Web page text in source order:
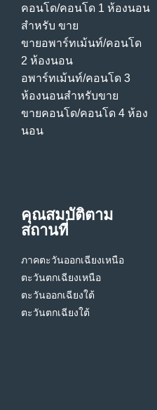
คอนโด/คอนโด 1 ห้องนอน
สําหรับ ขาย
ขายอพาร์ทเม้นท์/คอนโด
2 ห้องนอน
อพาร์ทเม้นท์/คอนโด 3
ห้องนอนสําหรับขาย
ขายคอนโด/คอนโด 4 ห้อง
นอน
คุณสมบัติตาม
สถานที่
ภาคตะวันออกเฉียงเหนือ
ตะวันตกเฉียงเหนือ
ตะวันออกเฉียงใต้
ตะวันตกเฉียงใต้